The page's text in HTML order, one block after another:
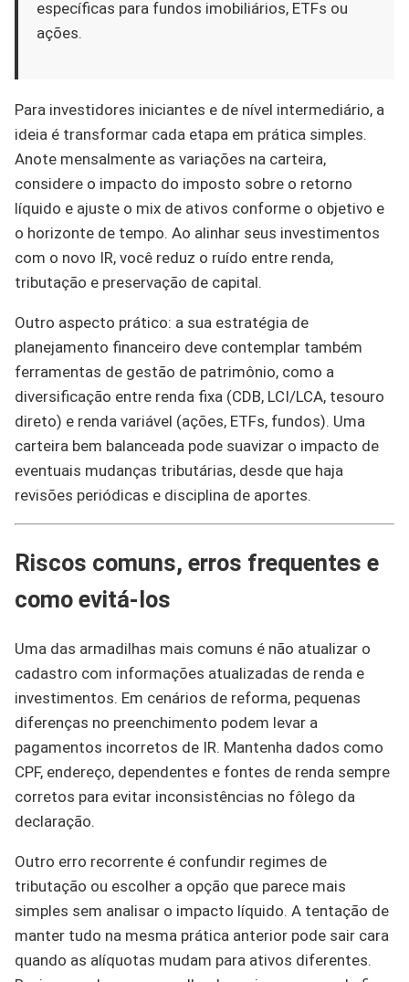
específicas para fundos imobiliários, ETFs ou
ações.
Para investidores iniciantes e de nível intermediário, a
ideia é transformar cada etapa em prática simples.
Anote mensalmente as variações na carteira,
considere o impacto do imposto sobre o retorno
líquido e ajuste o mix de ativos conforme o objetivo e
o horizonte de tempo. Ao alinhar seus investimentos
com o novo IR, você reduz o ruído entre renda,
tributação e preservação de capital.
Outro aspecto prático: a sua estratégia de
planejamento financeiro deve contemplar também
ferramentas de gestão de patrimônio, como a
diversificação entre renda fixa (CDB, LCI/LCA, tesouro
direto) e renda variável (ações, ETFs, fundos). Uma
carteira bem balanceada pode suavizar o impacto de
eventuais mudanças tributárias, desde que haja
revisões periódicas e disciplina de aportes.
Riscos comuns, erros frequentes e
como evitá-los
Uma das armadilhas mais comuns é não atualizar o
cadastro com informações atualizadas de renda e
investimentos. Em cenários de reforma, pequenas
diferenças no preenchimento podem levar a
pagamentos incorretos de IR. Mantenha dados como
CPF, endereço, dependentes e fontes de renda sempre
corretos para evitar inconsistências no fôlego da
declaração.
Outro erro recorrente é confundir regimes de
tributação ou escolher a opção que parece mais
simples sem analisar o impacto líquido. A tentação de
manter tudo na mesma prática anterior pode sair cara
quando as alíquotas mudam para ativos diferentes.